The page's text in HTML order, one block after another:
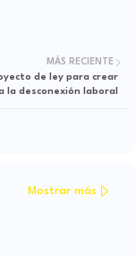
MÁS RECIENTE
de ley para crear
la desconexión laboral
Mostrar más